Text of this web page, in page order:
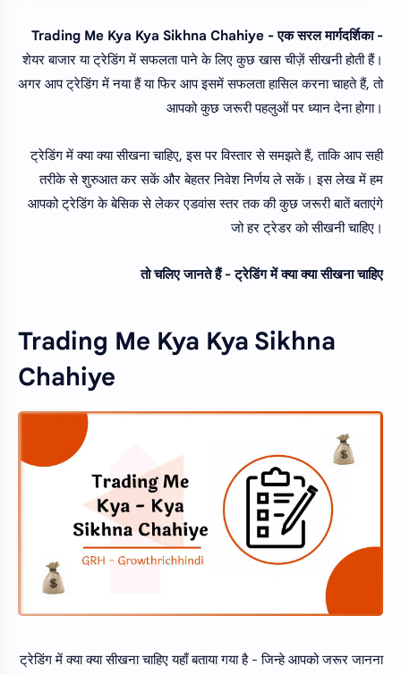
Trading Me Kya Kya Sikhna Chahiye - एक सरल मार्गदर्शिका -
शेयर बाजार या ट्रेडिंग में सफलता पाने के लिए कुछ खास चीज़ें सीखनी होती हैं।
अगर आप ट्रेडिंग में नया हैं या फिर आप इसमें सफलता हासिल करना चाहते हैं, तो
आपको कुछ जरूरी पहलुओं पर ध्यान देना होगा।
ट्रेडिंग में क्या क्या सीखना चाहिए, इस पर विस्तार से समझते हैं, ताकि आप सही
तरीके से शुरुआत कर सकें और बेहतर निवेश निर्णय ले सकें। इस लेख में हम
आपको ट्रेडिंग के बेसिक से लेकर एडवांस स्तर तक की कुछ जरूरी बातें बताएंगे
जो हर ट्रेडर को सीखनी चाहिए।
तो चलिए जानते हैं - ट्रेडिंग में क्या क्या सीखना चाहिए
Trading Me Kya Kya Sikhna
Chahiye
ट्रेडिंग में क्या क्या सीखना चाहिए यहाँ बताया गया है - जिन्हे आपको जरूर जानना